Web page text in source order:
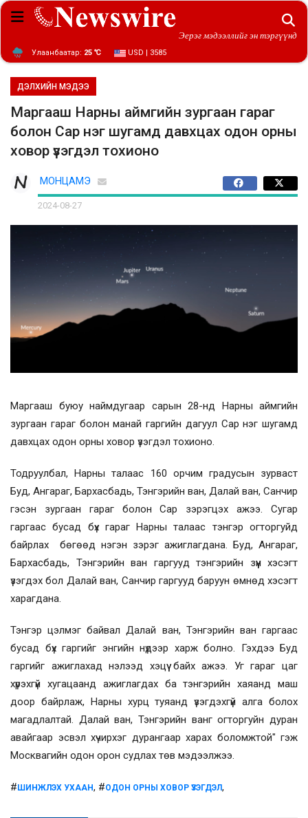
Эерэг мэдээллийг эн тэргүүнд
Улаанбаатар: 25 ℃ USD | 3585
ДЭЛХИЙН МЭДЭЭ
Маргааш Нарны аймгийн зургаан гараг
болон Сар нэг шугамд давхцах одон орны
ховор үзэгдэл тохионо
МОНЦАМЭ
2024-08-27
Маргааш буюу наймдугаар сарын 28-нд Нарны аймгийн
зургаан гараг болон манай гаргийн дагуул Сар нэг шугамд
давхцах одон орны ховор үзэгдэл тохионо.
Тодруулбал, Нарны талаас 160 орчим градусын зурваст
Буд, Ангараг, Бархасбадь, Тэнгэрийн ван, Далай ван, Санчир
гэсэн зургаан гараг болон Сар зэрэгцэх ажээ. Сугар
гаргаас бусад бүх гараг Нарны талаас тэнгэр огторгуйд
байрлах бөгөөд нэгэн зэрэг ажиглагдана. Буд, Ангараг,
Бархасбадь, Тэнгэрийн ван гаргууд тэнгэрийн зүүн хэсэгт
үзэгдэх бол Далай ван, Санчир гаргууд баруун өмнөд хэсэгт
харагдана.
Тэнгэр цэлмэг байвал Далай ван, Тэнгэрийн ван гаргаас
бусад бүх гаргийг энгийн нүдээр харж болно. Гэхдээ Буд
гаргийг ажиглахад нэлээд хэцүү байх ажээ. Уг гараг цаг
хүрэхгүй хугацаанд ажиглагдах ба тэнгэрийн хаяанд маш
доор байрлаж, Нарны хурц туяанд үзэгдэхгүй алга болох
магадлалтай. Далай ван, Тэнгэрийн ванг огторгуйн дуран
авайгаар эсвэл хүчирхэг дурангаар харах боломжтой" гэж
Москвагийн одон орон судлах төв мэдээлжээ.
# ШИНЖЛЭХ УХААН, #ОДОН ОРНЫ ХОВОР ҮЗЭГДЭЛ,